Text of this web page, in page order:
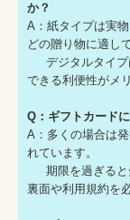
か？
A：紙タイプは実
どの贈り物に適し
デジタルタイプ
できる利便性がメ
Q：ギフトカード
A：多くの場合は
れています。
期限を過ぎると
裏面や利用規約を